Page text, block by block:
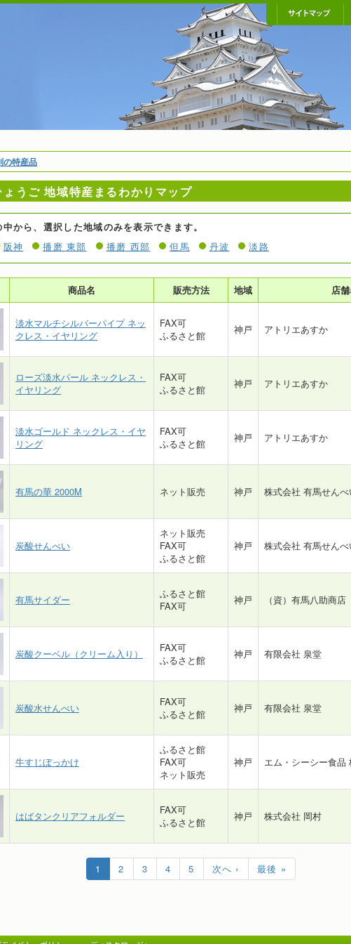
兵庫県物産協会 ふるさとひょうご特産品の
酒・調味料
農畜産物加工品
ひょうごふるさと館
ふるさと館 イベント情報
Yahoo!ショッピング ひょうごの特産品
の特産品
うご 地域特産まるわかりマップ
から、選択した地域のみを表示できます。
阪神 播磨 東部 播磨 西部 但馬 丹波 淡路
商品名 販売方法 地域 店
淡水マルチシルバーパイプ ネッ
クレス・イヤリング
FAX可
ふるさと館
神戸 アトリエあすか
ローズ淡水パール ネックレス・
イヤリング
FAX可
ふるさと館
神戸 アトリエあすか
淡水ゴールド ネックレス・イヤ
リング
FAX可
ふるさと館
神戸 アトリエあすか
有馬の華 2000M ネット販売 神戸 株式会社 有馬せん
炭酸せんべい
ネット販売
FAX可
ふるさと館
神戸 株式会社 有馬せん
有馬サイダー
ふるさと館
FAX可
神戸 （資）有馬八助商店
炭酸クーベル（クリーム入り）
FAX可
ふるさと館
神戸 有限会社 泉堂
炭酸水せんべい
FAX可
ふるさと館
神戸 有限会社 泉堂
牛すじぼっかけ
ふるさと館
FAX可
ネット販売
神戸 エム・シーシー食品
はばタンクリアフォルダー
FAX可
ふるさと館
神戸 株式会社 岡村
1 2 3 4 5 次へ › 最後 »